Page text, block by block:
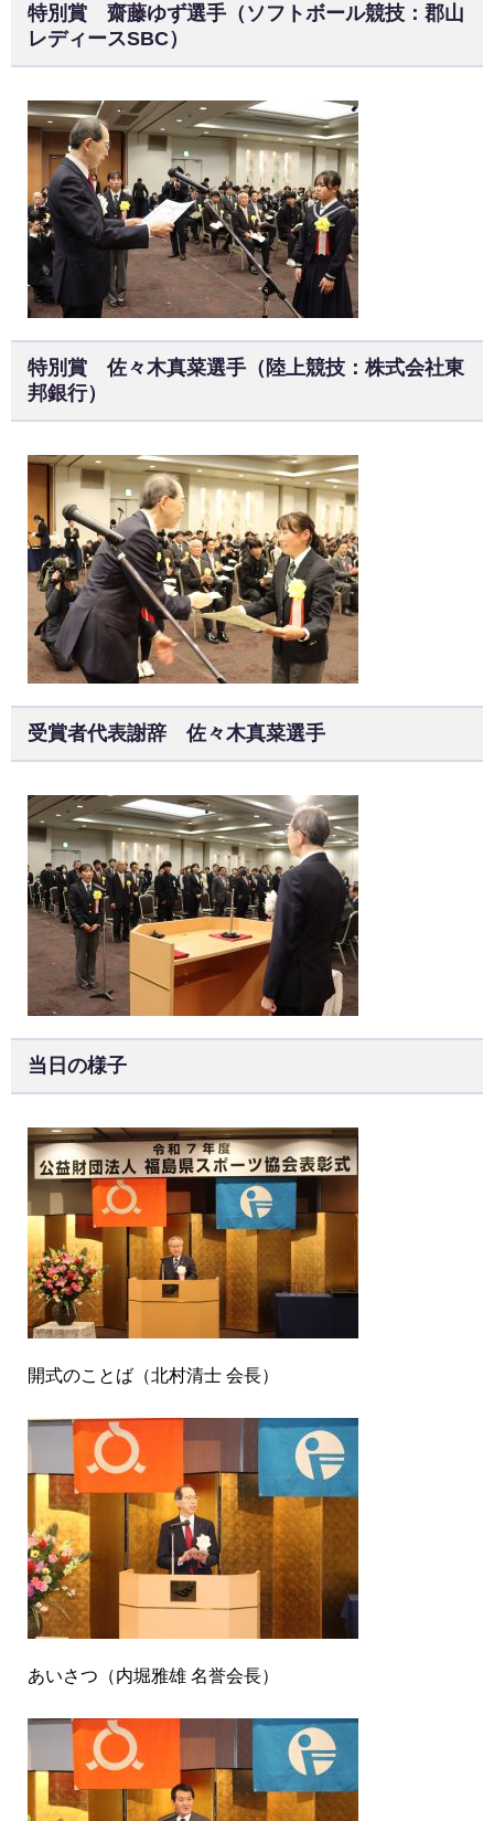
特別賞 齋藤ゆず選手（ソフトボール競技：郡山
レディースSBC）
特別賞 佐々木真菜選手（陸上競技：株式会社東
邦銀行）
受賞者代表謝辞 佐々木真菜選手
当日の様子
開式のことば（北村清士 会長）
あいさつ（内堀雅雄 名誉会長）